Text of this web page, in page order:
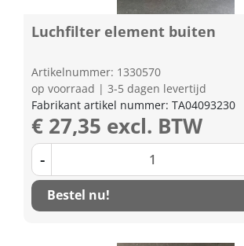
Luchfilter element buiten
Artikelnummer: 1330570
op voorraad | 3-5 dagen levertijd
Fabrikant artikel nummer: TA04093230
€ 27,35 excl. BTW
-
Bestel nu!